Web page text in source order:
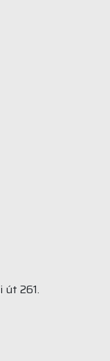
261.